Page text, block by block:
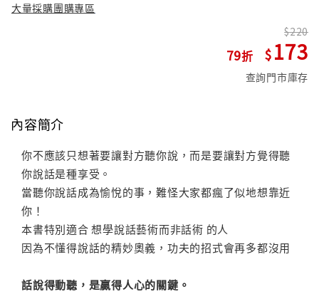
大量採購團購專區
79
220
173
查詢門市庫存
內容簡介
你不應該只想著要讓對方聽你說，而是要讓對方覺得聽
你說話是種享受。
當聽你說話成為愉悅的事，難怪大家都瘋了似地想靠近
你！
本書特別適合 想學說話藝術而非話術 的人
因為不懂得說話的精妙奧義，功夫的招式會再多都沒用
話說得動聽，是贏得人心的關鍵。